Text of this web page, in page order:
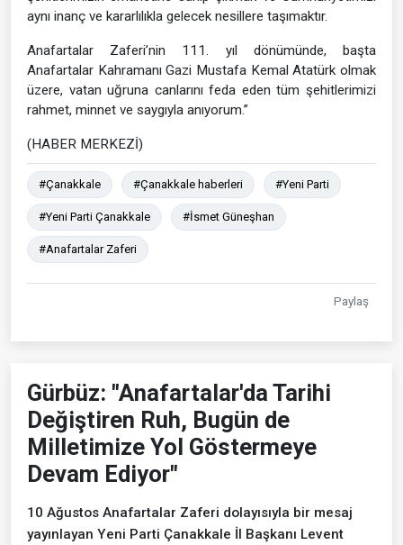
aynı inanç ve kararlılıkla gelecek nesillere taşımaktır.
Anafartalar Zaferi’nin 111. yıl dönümünde, başta
Anafartalar Kahramanı Gazi Mustafa Kemal Atatürk olmak
üzere, vatan uğruna canlarını feda eden tüm şehitlerimizi
rahmet, minnet ve saygıyla anıyorum.”
(HABER MERKEZİ)
#Çanakkale #Çanakkale haberleri #Yeni Parti
#Yeni Parti Çanakkale #İsmet Güneşhan
#Anafartalar Zaferi
Paylaş
Gürbüz: "Anafartalar'da Tarihi
Değiştiren Ruh, Bugün de
Milletimize Yol Göstermeye
Devam Ediyor"
10 Ağustos Anafartalar Zaferi dolayısıyla bir mesaj
yayınlayan Yeni Parti Çanakkale İl Başkanı Levent